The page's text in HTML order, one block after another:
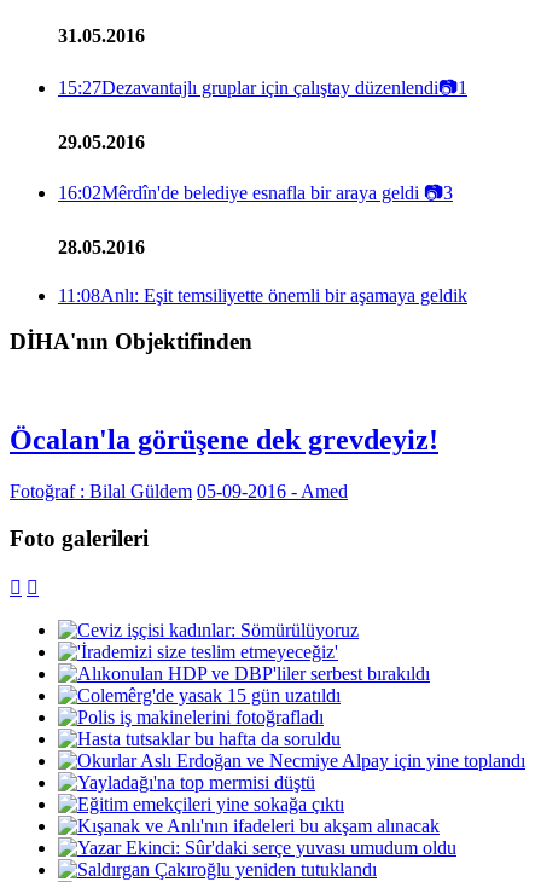
31.05.2016
15:27Dezavantajlı gruplar için çalıştay düzenlendi📷1
29.05.2016
16:02Mêrdîn'de belediye esnafla bir araya geldi 📷3
28.05.2016
11:08Anlı: Eşit temsiliyette önemli bir aşamaya geldik
DİHA'nın Objektifinden
Öcalan'la görüşene dek grevdeyiz!
Fotoğraf : Bilal Güldem 05-09-2016 - Amed
Foto galerileri
 